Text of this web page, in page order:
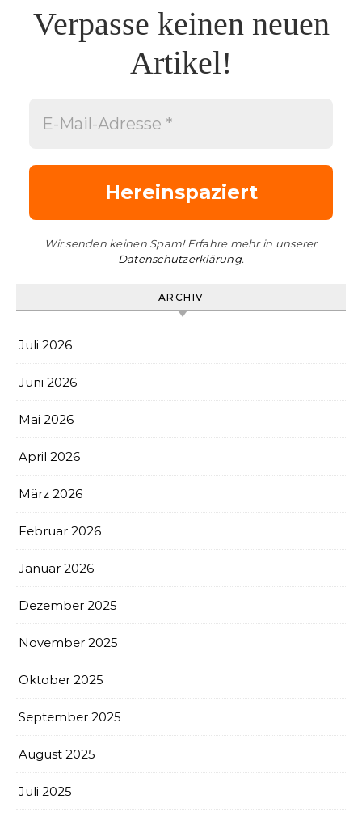
Verpasse keinen neuen
Artikel!
Wir senden keinen Spam! Erfahre mehr in unserer
Datenschutzerklärung.
ARCHIV
Juli 2026
Juni 2026
Mai 2026
April 2026
März 2026
Februar 2026
Januar 2026
Dezember 2025
November 2025
Oktober 2025
September 2025
August 2025
Juli 2025